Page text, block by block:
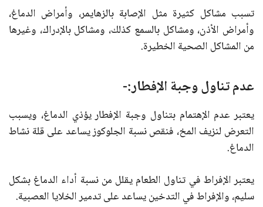
تسبب مشاكل كثيرة مثل الإصابة بالزهايمر، وأمراض الدماغ،
وأمراض الأذن، ومشاكل بالسمع كذلك، ومشاكل بالإدراك، وغيرها
من المشاكل الصحية الخطيرة.
عدم تناول وجبة الإفطار:-
يعتبر عدم الإهتمام بتناول وجبة الإفطار يؤذي الدماغ، ويسبب
التعرض لنزيف المخ، فنقص نسبة الجلوكوز يساعد على قلة نشاط
الدماغ.
يعتبر الإفراط في تناول الطعام يقلل من نسبة أداء الدماغ بشكل
سليم، والإفراط في التدخين يساعد على تدمير الخلايا العصبية.